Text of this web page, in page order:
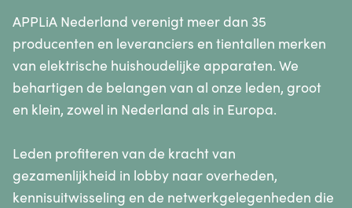
APPLiA Nederland verenigt meer dan 35
producenten en leveranciers en tientallen merken
van elektrische huishoudelijke apparaten. We
behartigen de belangen van al onze leden, groot
en klein, zowel in Nederland als in Europa.
Leden profiteren van de kracht van
gezamenlijkheid in lobby naar overheden,
kennisuitwisseling en de netwerkgelegenheden die